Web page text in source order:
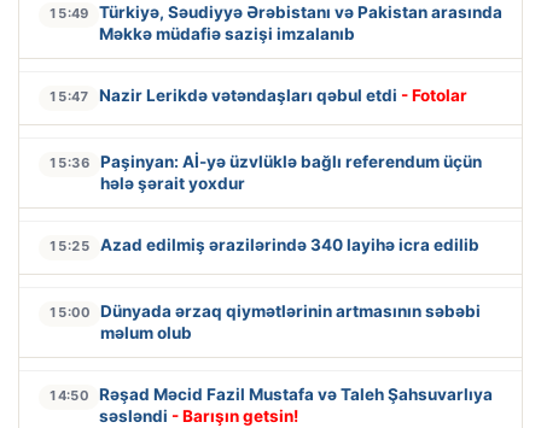
15:49
Türkiyə, Səudiyyə Ərəbistanı və Pakistan arasında
Məkkə müdafiə sazişi imzalanıb
15:47 Nazir Lerikdə vətəndaşları qəbul etdi - Fotolar
15:36
Paşinyan: Aİ-yə üzvlüklə bağlı referendum üçün
hələ şərait yoxdur
15:25 Azad edilmiş ərazilərində 340 layihə icra edilib
15:00
Dünyada ərzaq qiymətlərinin artmasının səbəbi
məlum olub
14:50
Rəşad Məcid Fazil Mustafa və Taleh Şahsuvarlıya
səsləndi - Barışın getsin!